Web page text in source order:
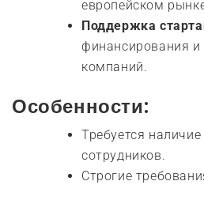
европейском
Поддержка
финансирования
компаний.
Особенности:
Требуется
сотрудников.
Строгие